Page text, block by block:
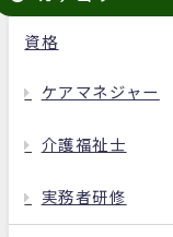
資格
ケアマネジャー
介護福祉士
実務者研修